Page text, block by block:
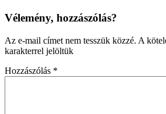
Vélemény, hozzászólás?
Az e-mail címet nem tesszük közzé. A
karakterrel jelöltük
Hozzászólás *